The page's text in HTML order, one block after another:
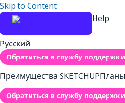
Skip to Content
Help
Русский
Обратиться в службу поддержки
Преимущества SKETCHUPПланы
Обратиться в службу поддержки